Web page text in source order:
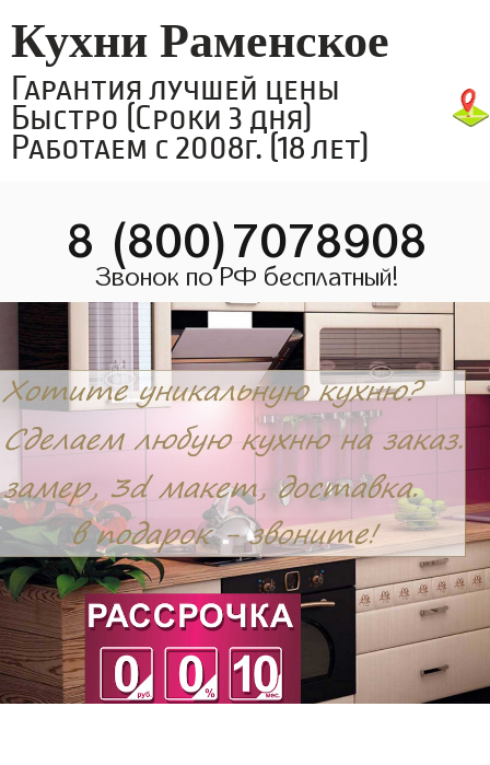
Кухни Раменское
Гарантия лучшей цены
Быстро (Сроки 3 дня)
Работаем с 2008г. (18 лет)
8 (800)7078908
Звонок по РФ бесплатный!